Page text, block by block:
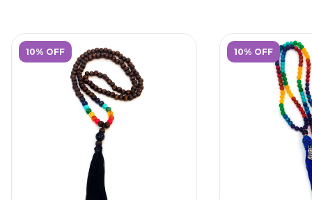
10% OFF 10% OFF